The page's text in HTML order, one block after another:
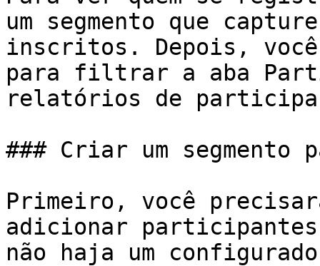
um segmento que
inscritos. Depois, você
para filtrar a aba
relatórios de
### Criar um
Primeiro, você
adicionar
não haja um